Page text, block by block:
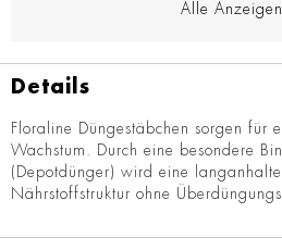
Alle Anzeigen
Details
Floraline Düngestäbchen sorgen für
Wachstum. Durch eine besondere
(Depotdünger) wird eine
Nährstoffstruktur ohne